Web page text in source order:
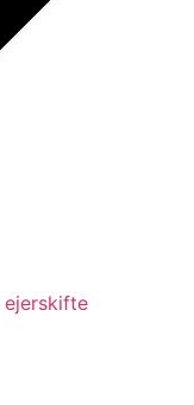
ejerskifte